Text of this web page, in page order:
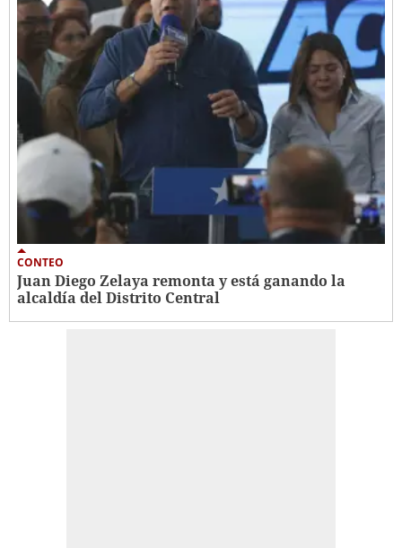
CONTEO
Juan Diego Zelaya remonta y está ganando la
alcaldía del Distrito Central